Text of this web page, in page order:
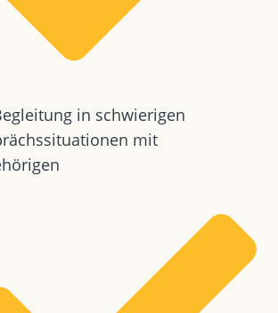
in schwierigen
mit